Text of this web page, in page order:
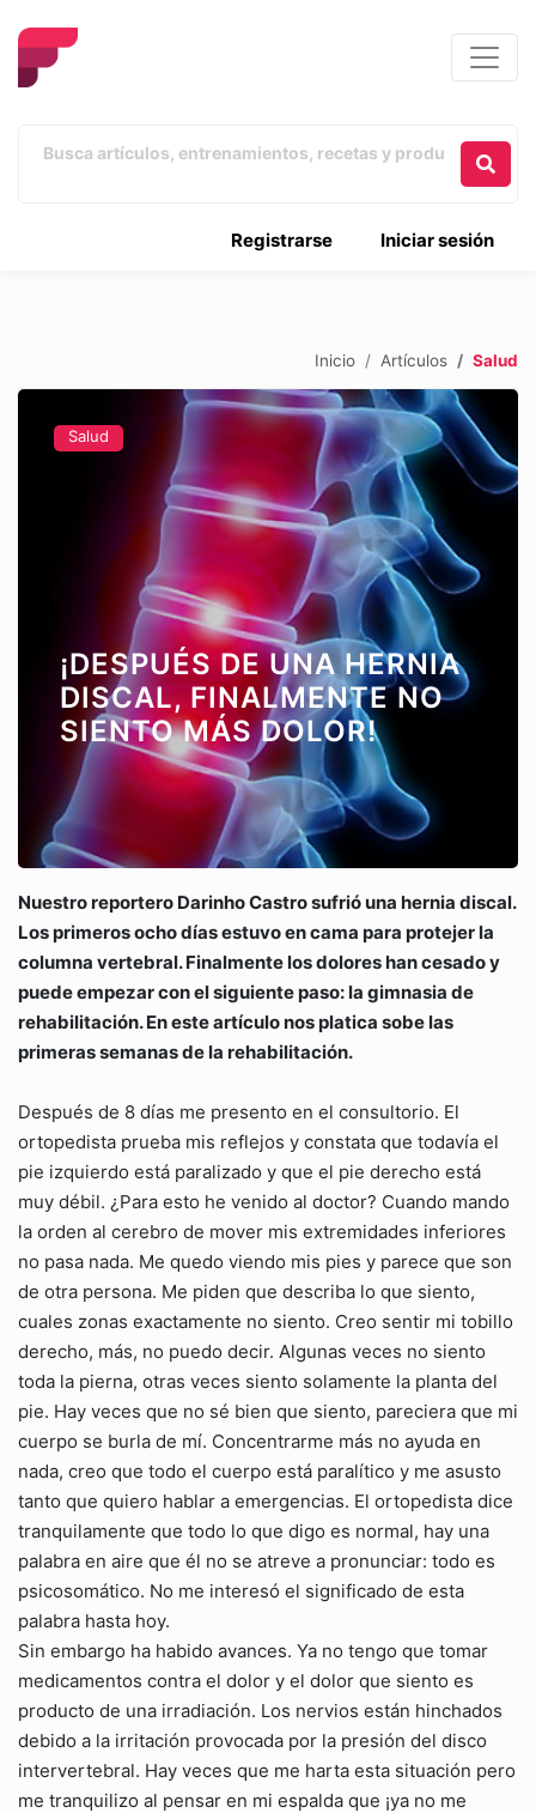
Iniciar sesión
Registrarse
Inicio Artículos Salud
Salud
¡DESPUÉS DE UNA HERNIA
DISCAL, FINALMENTE NO
SIENTO MÁS DOLOR!
Nuestro reportero Darinho Castro sufrió una hernia discal.
Los primeros ocho días estuvo en cama para protejer la
columna vertebral. Finalmente los dolores han cesado y
puede empezar con el siguiente paso: la gimnasia de
rehabilitación. En este artículo nos platica sobe las
primeras semanas de la rehabilitación.
Después de 8 días me presento en el consultorio. El
ortopedista prueba mis reflejos y constata que todavía el
pie izquierdo está paralizado y que el pie derecho está
muy débil. ¿Para esto he venido al doctor? Cuando mando
la orden al cerebro de mover mis extremidades inferiores
no pasa nada. Me quedo viendo mis pies y parece que son
de otra persona. Me piden que describa lo que siento,
cuales zonas exactamente no siento. Creo sentir mi tobillo
derecho, más, no puedo decir. Algunas veces no siento
toda la pierna, otras veces siento solamente la planta del
pie. Hay veces que no sé bien que siento, pareciera que mi
cuerpo se burla de mí. Concentrarme más no ayuda en
nada, creo que todo el cuerpo está paralítico y me asusto
tanto que quiero hablar a emergencias. El ortopedista dice
tranquilamente que todo lo que digo es normal, hay una
palabra en aire que él no se atreve a pronunciar: todo es
psicosomático. No me interesó el significado de esta
palabra hasta hoy.
Sin embargo ha habido avances. Ya no tengo que tomar
medicamentos contra el dolor y el dolor que siento es
producto de una irradiación. Los nervios están hinchados
debido a la irritación provocada por la presión del disco
intervertebral. Hay veces que me harta esta situación pero
me tranquilizo al pensar en mi espalda que ¡ya no me